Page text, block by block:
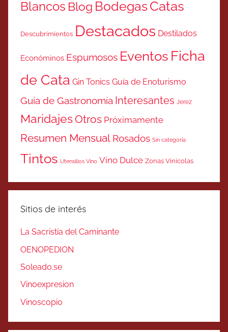
Blancos Blog BodegasCatas
Descubrimientos Destacados Destilados
Económinos Espumosos Eventos Ficha
de Cata Gin Tonics Guía de Enoturismo
Guía de Gastronomía Interesantes Jerez
MaridajesOtros Próximamente
Resumen Mensual Rosados Sin categoría
Tintos Utensilios Vino Vino Dulce Zonas Vinicolas
Sitios de interés
La Sacristía del Caminante
OENOPEDION
Soleado.se
Vinoexpresion
Vinoscopio